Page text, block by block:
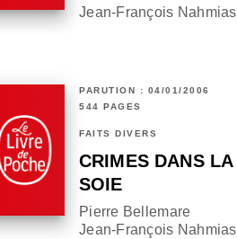
Jean-François Nahmias
PARUTION : 04/01/2006
544 PAGES
FAITS DIVERS
CRIMES DANS LA
SOIE
Pierre Bellemare
Jean-François Nahmias